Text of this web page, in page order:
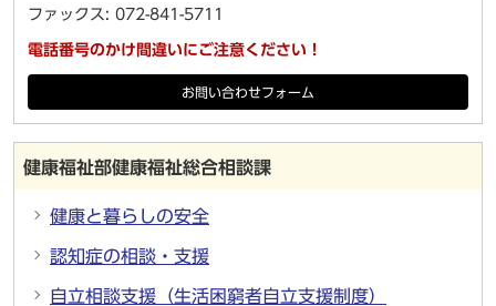
ファックス: 072-841-5711
電話番号のかけ間違いにご注意ください！
お問い合わせフォーム
健康福祉部健康福祉総合相談課
健康と暮らしの安全
認知症の相談・支援
自立相談支援（生活困窮者自立支援制度）